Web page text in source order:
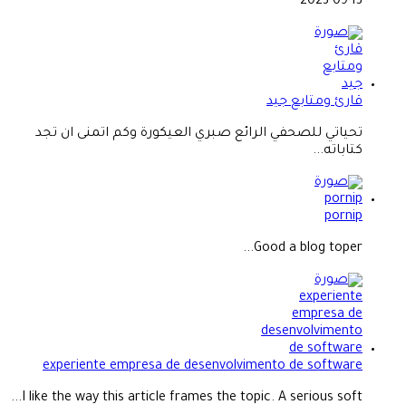
قارئ ومتابع جيد
تحياتي للصحفي الرائع صبري العيكورة وكم اتمنى ان تجد
كتاباته...
pornip
Good a blog toper...
experiente empresa de desenvolvimento de software
I like the way this article frames the topic. A serious soft...